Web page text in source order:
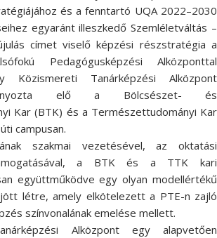
és a fenntartó UQA 2022–2030
egyaránt illeszkedő Szemléletváltás –
címet viselő képzési részstratégia a
Pedagógusképzési Alközponttal
Közismereti Tanárképzési Alközpont
elő a Bölcsészet- és
Kar (BTK) és a Természettudományi Kar
campusan.
szakmai vezetésével, az oktatási
a BTK és a TTK kari
együttműködve egy olyan modellértékű
létre, amely elkötelezett a PTE-n zajló
színvonalának emelése mellett.
Alközpont egy alapvetően